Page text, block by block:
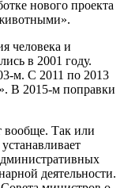
нового проекта
человека и
в 2001 году.
м. С 2011 по 2013
В 2015-м поправки
вообще. Так или
деятельности.